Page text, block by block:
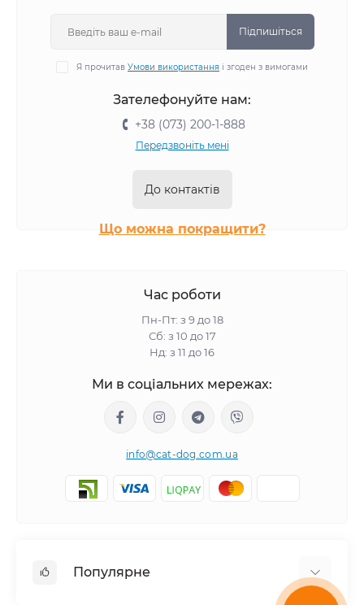
Підпишіться
Я прочитав Умови використання і згоден з вимогами
Зателефонуйте нам:
+38 (073) 200-1-888
Передзвоніть мені
До контактів
Що можна покращити?
Час роботи
Пн-Пт: з 9 до 18
Сб: з 10 до 17
Нд: з 11 до 16
Ми в соціальних мережах:
info@cat-dog.com.ua
Популярне